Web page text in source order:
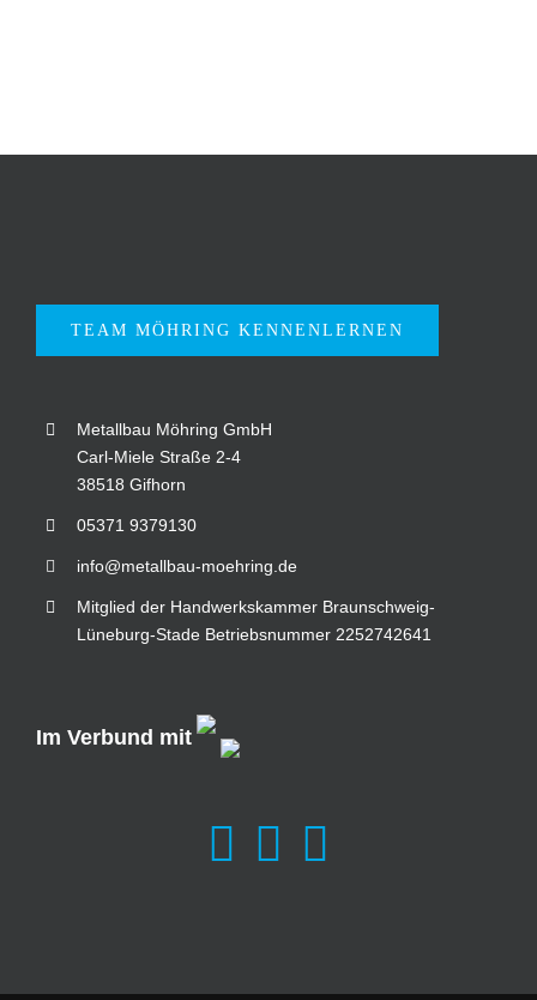
TEAM MÖHRING KENNENLERNEN
Metallbau Möhring GmbH
Carl-Miele Straße 2-4
38518 Gifhorn
05371 9379130
info@metallbau-moehring.de
Mitglied der Handwerkskammer Braunschweig-
Lüneburg-Stade Betriebsnummer 2252742641
Im Verbund mit